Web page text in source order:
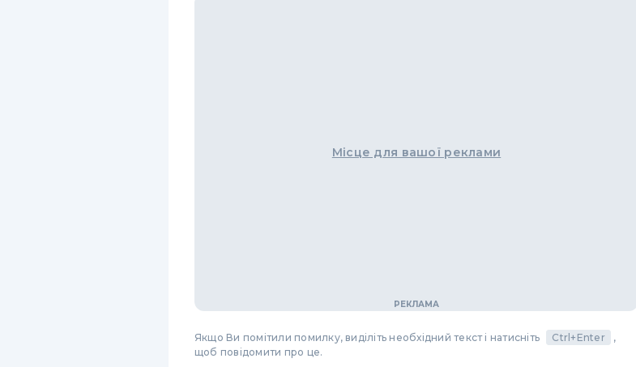
Місце для вашої реклами
Якщо Ви помітили помилку, виділіть необхідний текст і натисніть Ctrl+Enter
,
щоб повідомити про це.